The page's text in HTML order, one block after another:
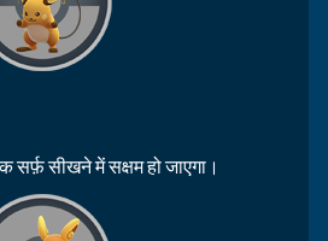
सर्फ़ सीखने में सक्षम हो जाएगा।